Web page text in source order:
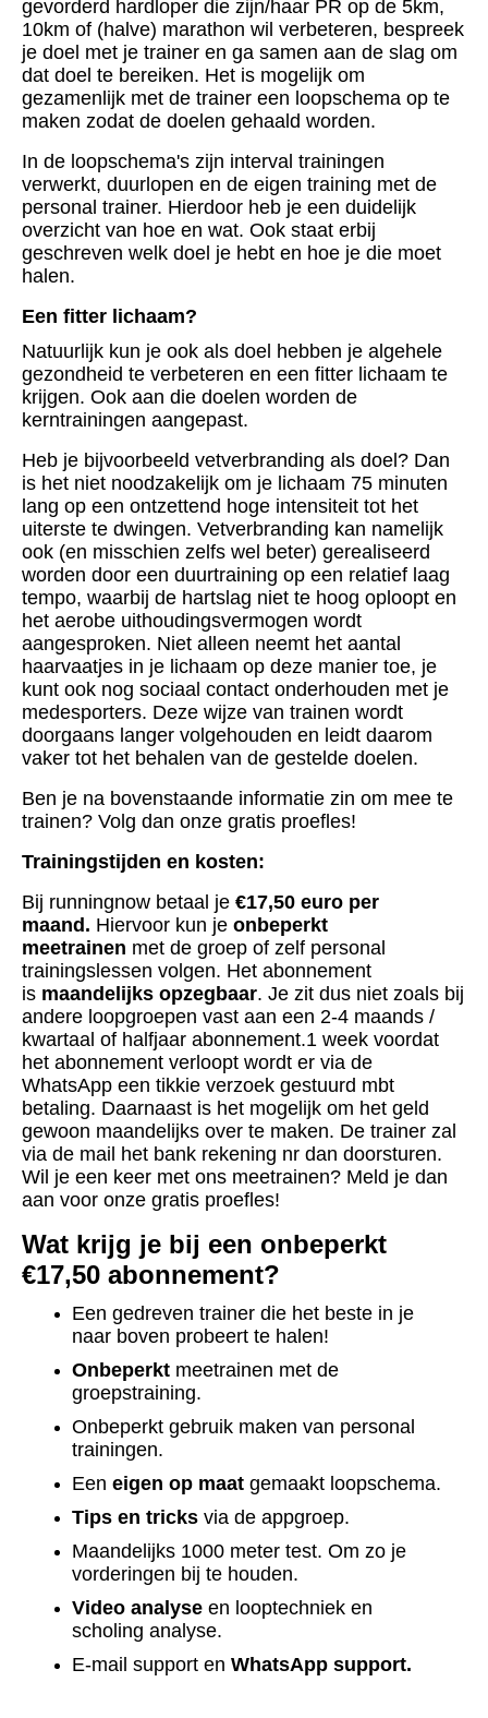
gevorderd hardloper die zijn/haar PR op de 5km,
10km of (halve) marathon wil verbeteren, bespreek
je doel met je trainer en ga samen aan de slag om
dat doel te bereiken. Het is mogelijk om
gezamenlijk met de trainer een loopschema op te
maken zodat de doelen gehaald worden.
In de loopschema's zijn interval trainingen
verwerkt, duurlopen en de eigen training met de
personal trainer. Hierdoor heb je een duidelijk
overzicht van hoe en wat. Ook staat erbij
geschreven welk doel je hebt en hoe je die moet
halen.
Een fitter lichaam?
Natuurlijk kun je ook als doel hebben je algehele
gezondheid te verbeteren en een fitter lichaam te
krijgen. Ook aan die doelen worden de
kerntrainingen aangepast.
Heb je bijvoorbeeld vetverbranding als doel? Dan
is het niet noodzakelijk om je lichaam 75 minuten
lang op een ontzettend hoge intensiteit tot het
uiterste te dwingen. Vetverbranding kan namelijk
ook (en misschien zelfs wel beter) gerealiseerd
worden door een duurtraining op een relatief laag
tempo, waarbij de hartslag niet te hoog oploopt en
het aerobe uithoudingsvermogen wordt
aangesproken. Niet alleen neemt het aantal
haarvaatjes in je lichaam op deze manier toe, je
kunt ook nog sociaal contact onderhouden met je
medesporters. Deze wijze van trainen wordt
doorgaans langer volgehouden en leidt daarom
vaker tot het behalen van de gestelde doelen.
Ben je na bovenstaande informatie zin om mee te
trainen? Volg dan onze gratis proefles!
Trainingstijden en kosten:
Bij runningnow betaal je €17,50 euro per
maand. Hiervoor kun je onbeperkt
meetrainen met de groep of zelf personal
trainingslessen volgen. Het abonnement
is maandelijks opzegbaar. Je zit dus niet zoals bij
andere loopgroepen vast aan een 2-4 maands /
kwartaal of halfjaar abonnement.1 week voordat
het abonnement verloopt wordt er via de
WhatsApp een tikkie verzoek gestuurd mbt
betaling. Daarnaast is het mogelijk om het geld
gewoon maandelijks over te maken. De trainer zal
via de mail het bank rekening nr dan doorsturen.
Wil je een keer met ons meetrainen? Meld je dan
aan voor onze gratis proefles!
Wat krijg je bij een onbeperkt
€17,50 abonnement?
Een gedreven trainer die het beste in je
naar boven probeert te halen!
Onbeperkt meetrainen met de
groepstraining.
Onbeperkt gebruik maken van personal
trainingen.
Een eigen op maat gemaakt loopschema.
Tips en tricks via de appgroep.
Maandelijks 1000 meter test. Om zo je
vorderingen bij te houden.
Video analyse en looptechniek en
scholing analyse.
E-mail support en WhatsApp support.